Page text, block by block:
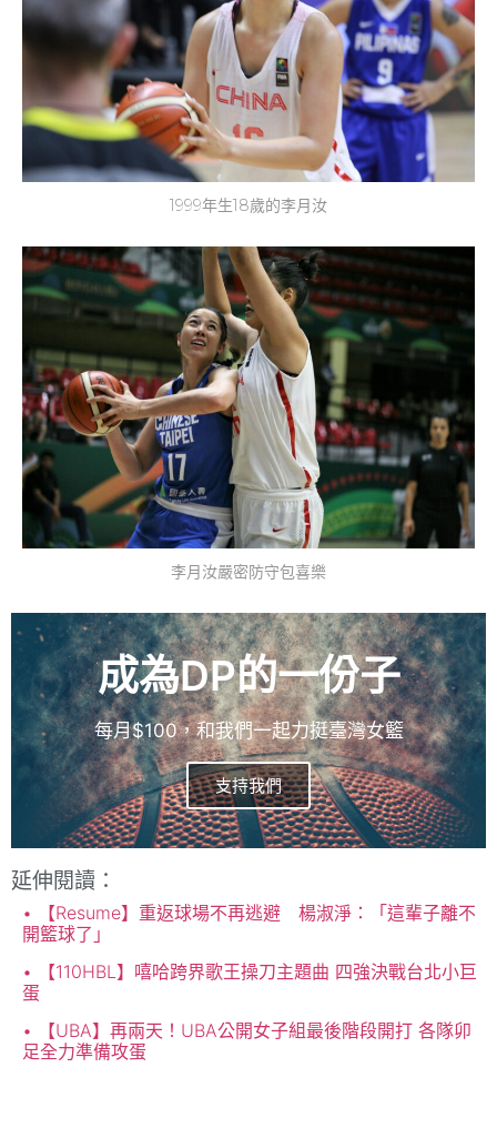
1999年生18歲的李月汝
李月汝嚴密防守包喜樂
成為DP的一份子
每月$100，和我們一起力挺臺灣女籃
支持我們
延伸閱讀：
【Resume】重返球場不再逃避 楊淑淨：「這輩子離不
開籃球了」
【110HBL】嘻哈跨界歌王操刀主題曲 四強決戰台北小巨
蛋
【UBA】再兩天！UBA公開女子組最後階段開打 各隊卯
足全力準備攻蛋